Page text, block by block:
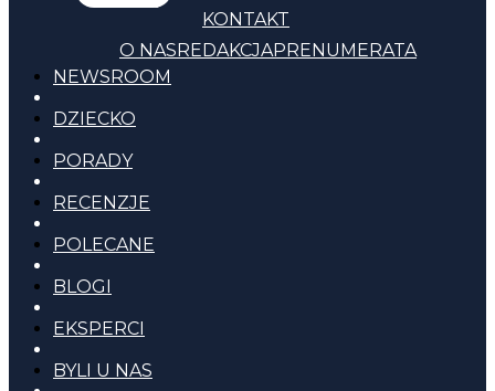
KONTAKT
O NASREDAKCJAPRENUMERATA
NEWSROOM
DZIECKO
PORADY
RECENZJE
POLECANE
BLOGI
EKSPERCI
BYLI U NAS